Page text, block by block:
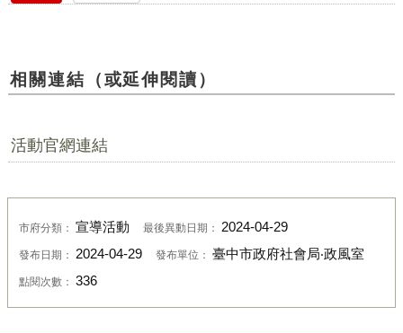
相關連結（或延伸閱讀）
活動官網連結
市府分類： 宣導活動 最後異動日期： 2024-04-29
發布日期： 2024-04-29 發布單位： 臺中市政府社會局‧政風室
點閱次數： 336